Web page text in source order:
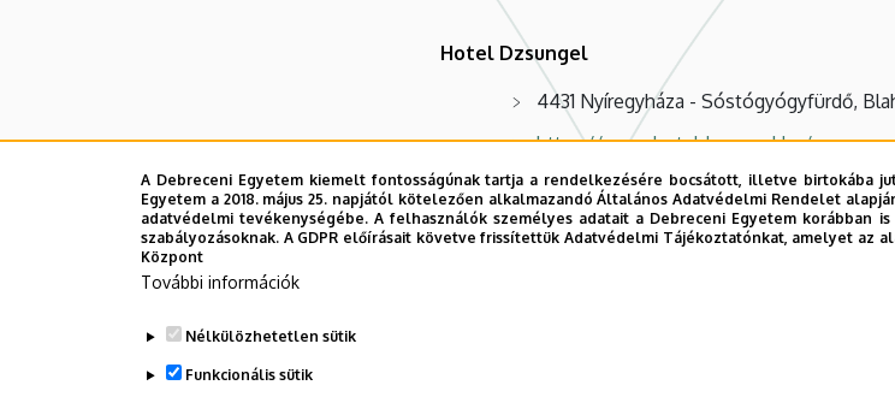
Hotel Dzsungel
4431 Nyíregyháza - Sóstógyógyfürdő,
https://www.hoteldzsungel.hu/
Svájci Lak Panzió és Étterem
A Debreceni Egyetem kiemelt fontosságúnak tartja a rendelkezésére bocsátott, illetve birtokába
Egyetem a 2018. május 25. napjától kötelezően alkalmazandó Általános Adatvédelmi Rendelet
adatvédelmi tevékenységébe. A felhasználók személyes adatait a Debreceni Egyetem
szabályozásoknak. A GDPR előírásait követve frissítettük Adatvédelmi Tájékoztatónkat, amelyet az
Központ
További információk
Nélkülözhetetlen sütik
Funkcionális sütik